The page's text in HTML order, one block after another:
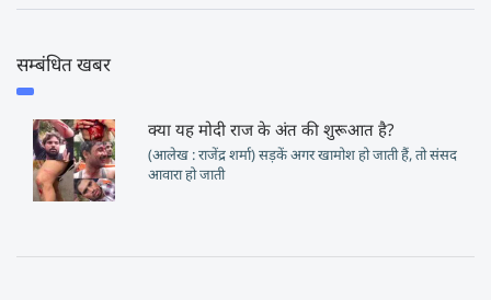
सम्बंधित खबर
क्या यह मोदी राज के अंत की शुरूआत है?
(आलेख : राजेंद्र शर्मा) सड़कें अगर खामोश हो जाती हैं, तो संसद
आवारा हो जाती